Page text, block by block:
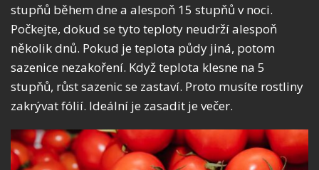
stupňů během dne a alespoň 15 stupňů v noci.
Počkejte, dokud se tyto teploty neudrží alespoň
několik dnů. Pokud je teplota půdy jiná, potom
sazenice nezakoření. Když teplota klesne na 5
stupňů, růst sazenic se zastaví. Proto musíte rostliny
zakrývat fólií. Ideální je zasadit je večer.